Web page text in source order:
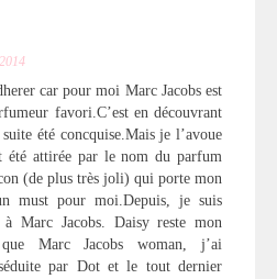
car pour moi Marc Jacobs est
favori.C’est en découvrant
été concquise.Mais je l’avoue
été attirée par le nom du parfum
(de plus très joli) qui porte mon
must pour moi.Depuis, je suis
à Marc Jacobs. Daisy reste mon
Marc Jacobs woman, j’ai
par Dot et le tout dernier